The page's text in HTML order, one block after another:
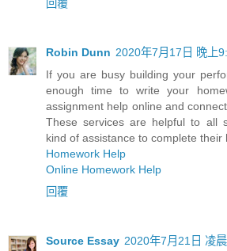
回覆
Robin Dunn 2020年7月17日 晚上
If you are busy building your
enough time to write your
assignment help online and
These services are helpful to all
kind of assistance to complete their
Homework Help
Online Homework Help
回覆
Source Essay 2020年7月21日 凌